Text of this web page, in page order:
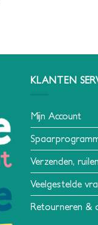
KLANTEN
Mijn Account
Verzenden,
Veelgestelde
Retourneren &